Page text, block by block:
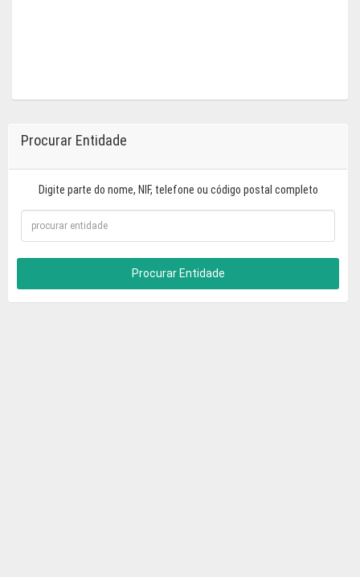
Procurar Entidade
Digite parte do nome, NIF, telefone ou código postal completo
Procurar Entidade